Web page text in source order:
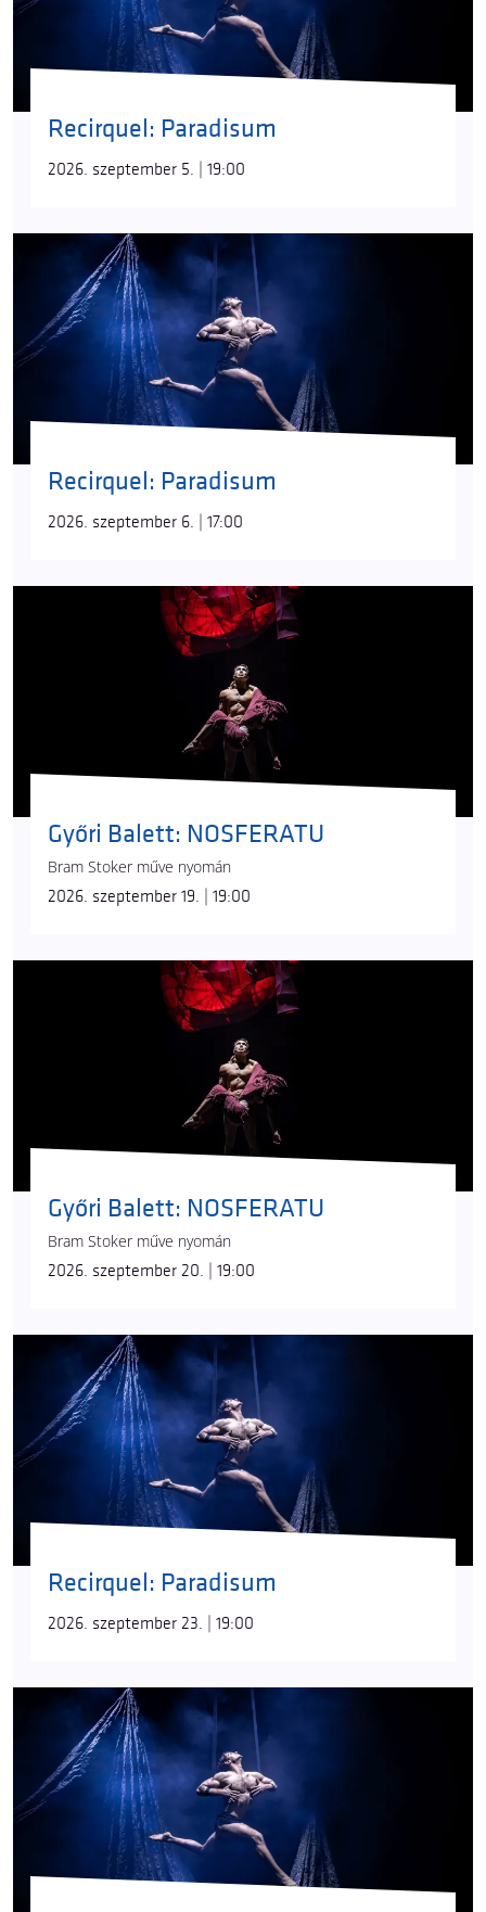
Recirquel: Paradisum
2026. szeptember 5. | 19:00
Recirquel: Paradisum
2026. szeptember 6. | 17:00
Győri Balett: NOSFERATU
Bram Stoker műve nyomán
2026. szeptember 19. | 19:00
Győri Balett: NOSFERATU
Bram Stoker műve nyomán
2026. szeptember 20. | 19:00
Recirquel: Paradisum
2026. szeptember 23. | 19:00